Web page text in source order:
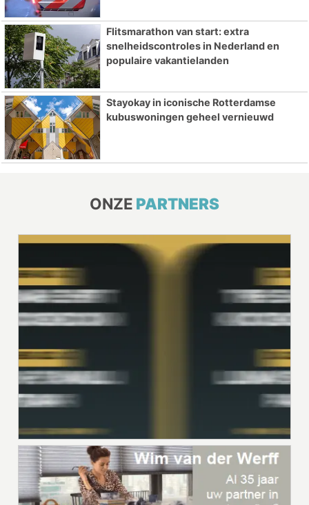
Flitsmarathon van start: extra
snelheidscontroles in Nederland en
populaire vakantielanden
Stayokay in iconische Rotterdamse
kubuswoningen geheel vernieuwd
ONZE PARTNERS